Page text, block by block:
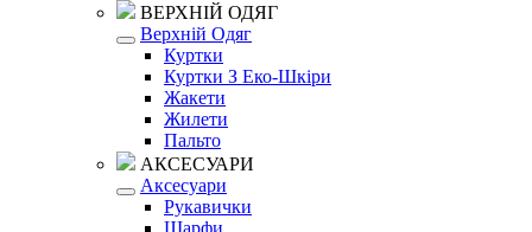
ВЕРХНІЙ ОДЯГ
Верхній Одяг
Куртки
Куртки З Еко-Шкіри
Жакети
Жилети
Пальто
АКСЕСУАРИ
Аксесуари
Рукавички
Шарфи